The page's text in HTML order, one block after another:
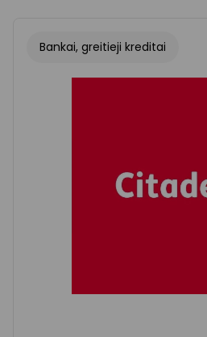
Bankai, greitieji kreditai